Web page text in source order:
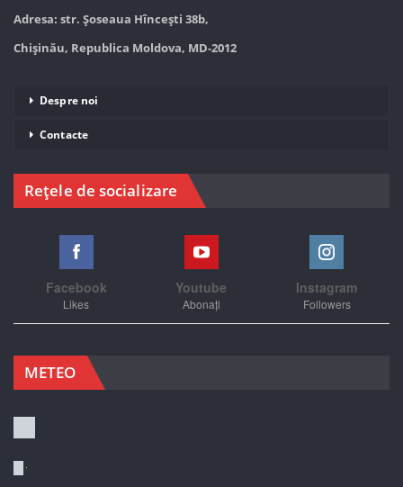
Adresa: str. Șoseaua Hînceşti 38b,
Chișinău, Republica Moldova, MD-2012
Despre noi
Contacte
Rețele de socializare
Facebook
Likes
Youtube
Abonați
Instagram
Followers
METEO